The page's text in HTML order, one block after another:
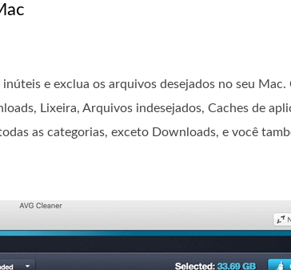
e exclua os arquivos desejados no seu Mac.
Lixeira, Arquivos indesejados, Caches de
as categorias, exceto Downloads, e você